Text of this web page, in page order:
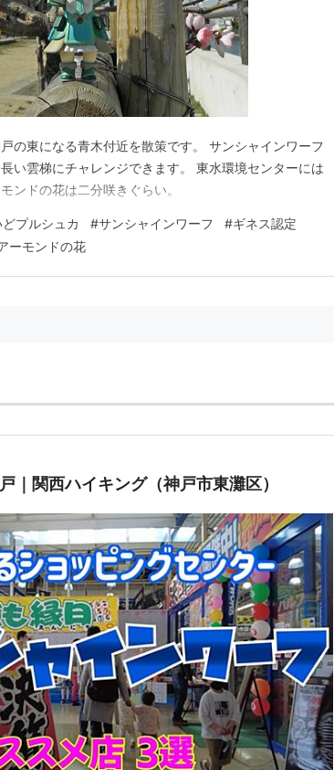
の東になる青木付近を散策です。 サンシャインワーフ
い雲梯にチャレンジできます。 東水環境センターには
ンドの花は二分咲きぐらい。
プルシュカ #サンシャインワーフ #ギネス認定
ーモンドの花
｜関西ハイキング（神戸市東灘区）